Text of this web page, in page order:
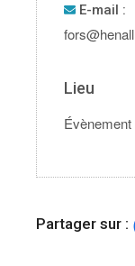
E-mail :
Lieu
Partager sur :